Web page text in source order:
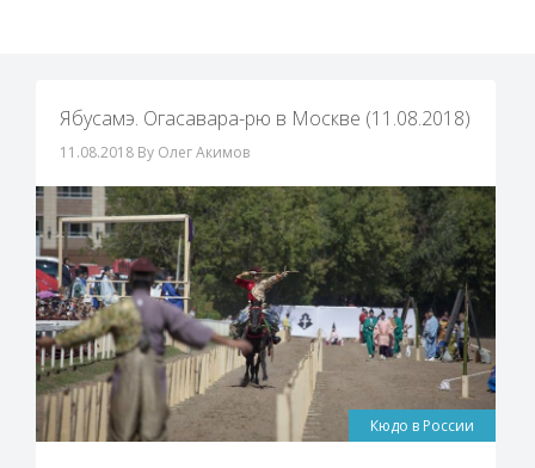
Ябусамэ. Огасавара-рю в Москве (11.08.2018)
11.08.2018 By Олег Акимов
Кюдо в России